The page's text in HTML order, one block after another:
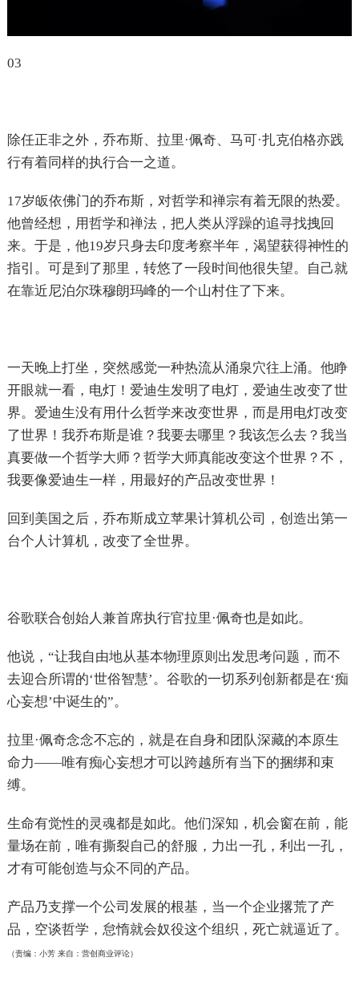
03
除任正非之外，乔布斯、拉里·佩奇、马可·扎克伯格亦践
行有着同样的执行合一之道。
17岁皈依佛门的乔布斯，对哲学和禅宗有着无限的热爱。
他曾经想，用哲学和禅法，把人类从浮躁的追寻找拽回
来。于是，他19岁只身去印度考察半年，渴望获得神性的
指引。可是到了那里，转悠了一段时间他很失望。自己就
在靠近尼泊尔珠穆朗玛峰的一个山村住了下来。
一天晚上打坐，突然感觉一种热流从涌泉穴往上涌。他睁
开眼就一看，电灯！爱迪生发明了电灯，爱迪生改变了世
界。爱迪生没有用什么哲学来改变世界，而是用电灯改变
了世界！我乔布斯是谁？我要去哪里？我该怎么去？我当
真要做一个哲学大师？哲学大师真能改变这个世界？不，
我要像爱迪生一样，用最好的产品改变世界！
回到美国之后，乔布斯成立苹果计算机公司，创造出第一
台个人计算机，改变了全世界。
谷歌联合创始人兼首席执行官拉里·佩奇也是如此。
他说，“让我自由地从基本物理原则出发思考问题，而不
去迎合所谓的‘世俗智慧’。谷歌的一切系列创新都是在‘痴
心妄想’中诞生的”。
拉里·佩奇念念不忘的，就是在自身和团队深藏的本原生
命力——唯有痴心妄想才可以跨越所有当下的捆绑和束
缚。
生命有觉性的灵魂都是如此。他们深知，机会窗在前，能
量场在前，唯有撕裂自己的舒服，力出一孔，利出一孔，
才有可能创造与众不同的产品。
产品乃支撑一个公司发展的根基，当一个企业撂荒了产
品，空谈哲学，怠惰就会奴役这个组织，死亡就逼近了。
（责编：小芳 来自：营创商业评论）